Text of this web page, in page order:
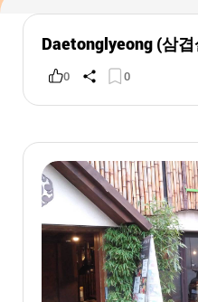
Daetonglyeong (삼
0 0